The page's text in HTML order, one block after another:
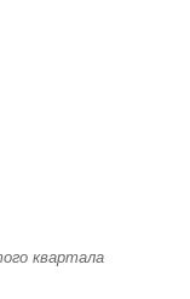
квартала